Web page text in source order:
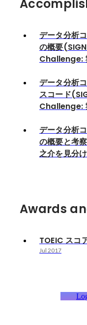
データ分析
の概要
Challenge:
データ分析
スコード
Challenge:
データ分析
の概要と考
之介を見分
Awards
TOEIC スコ
Jul 2017